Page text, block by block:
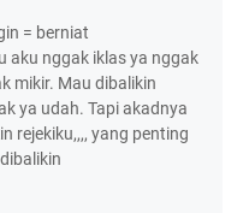
= berniat
aku nggak iklas ya nggak
mikir. Mau dibalikin
ya udah. Tapi akadnya
rejekiku,,,, yang penting